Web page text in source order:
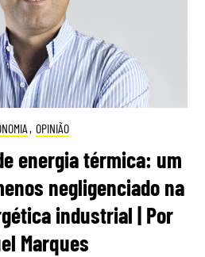
, OPINIÃO
energia térmica: um
negligenciado na
industrial | Por
Marques